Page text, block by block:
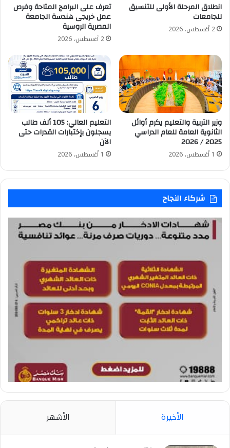
انطلاق المرحلة الأولى للتنسيق
للجامعات
2 أغسطس، 2026
تعرف على البرامج المتاحة وفرص
عمل خريجى هندسة الجامعة
المصرية الروسية
2 أغسطس، 2026
وزير التربية والتعليم يكرم أوائل
الثانوية العامة للعام الدراسي
2025 / 2026
1 أغسطس، 2026
التعليم العالي: 105 ألف طالب
يسجلون بإختبارات القدرات حتى
الآن
1 أغسطس، 2026
شركاء النجاح
الأخيرة الأشهر